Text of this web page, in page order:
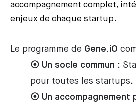
accompagnement complet,
enjeux de chaque startup.
Le programme de Gene.iO
⦿ Un socle commun :
pour toutes les startups.
⦿ Un accompagnement